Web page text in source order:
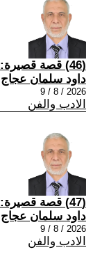
(46) قصة قصيرة: ما لم يحمله الماء
داود سلمان عجاج
2026 / 8 / 9
الادب والفن
(47) قصة قصيرة: الشبح
داود سلمان عجاج
2026 / 8 / 9
الادب والفن